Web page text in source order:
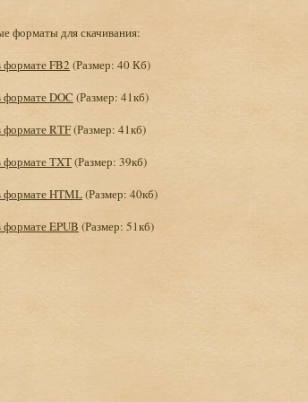
форматы для скачивания:
формате FB2 (Размер: 40 Кб)
формате DOC (Размер: 41кб)
формате RTF(Размер: 41кб)
формате TXT(Размер: 39кб)
формате HTML(Размер: 40кб)
формате EPUB (Размер: 51кб)